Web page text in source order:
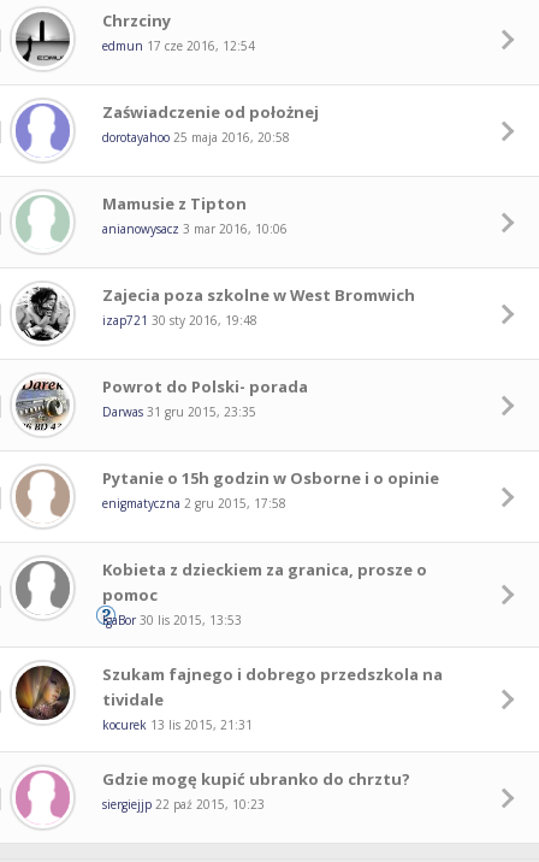
Chrzciny
edmun 17 cze 2016, 12:54
Zaświadczenie od położnej
dorotayahoo 25 maja 2016, 20:58
Mamusie z Tipton
anianowysacz 3 mar 2016, 10:06
Zajecia poza szkolne w West Bromwich
izap721 30 sty 2016, 19:48
Powrot do Polski- porada
Darwas 31 gru 2015, 23:35
Pytanie o 15h godzin w Osborne i o opinie
enigmatyczna 2 gru 2015, 17:58
Kobieta z dzieckiem za granica, prosze o
pomoc
IgaBor 30 lis 2015, 13:53
Szukam fajnego i dobrego przedszkola na
tividale
kocurek 13 lis 2015, 21:31
Gdzie mogę kupić ubranko do chrztu?
siergiejjp 22 paź 2015, 10:23